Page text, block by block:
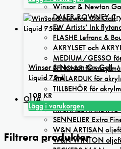
Winsor & Newton
DALER-ROWNEY
FW Artists’ Ink
FLASHE Lefranc &
AKRYLSET och
MEDIUM/GESSO
PENSLAR för
MÅLARDUK för
TILLBEHÖR för
OLJA
MICHAEL
SENNELIER Extra
W&N ARTISAN
W&N WINTON
väljas
på
produktsidan
Winsor & Newton Ox Gall
Liquid 75ml
108KR
Lägg i varukorgen
Filtrera produkter